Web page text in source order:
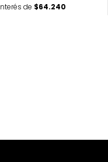
de $64.240